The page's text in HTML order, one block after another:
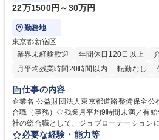
22万1500円～30万円
勤務地
東京都新宿区
業界未経験歓迎
年間休日120日以上
月平均残業時間20時間以内
転勤なし
研修あり
退職金あり
駅近5分以内
資格取得手当あり 食事
仕事の内容
企業名 公益財団法人東京都道路整備保全公社 求人名 【都庁グループ
合職（事務）◇残業月平均9時間未満／有給年平均16
社の総合職として、ジョブローテーション
等のフロント部門の部署等幅広い部署での
必要な経験・能力等